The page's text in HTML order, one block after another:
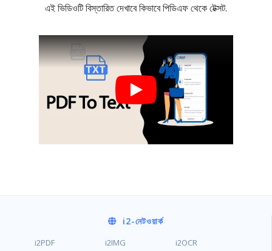
এই ভিডিওটি বিস্তারিত দেখাবে কিভাবে পিডিএফ থেকে টেক্সট.
i2-নেটওয়ার্ক
i2PDF i2IMG i2OCR